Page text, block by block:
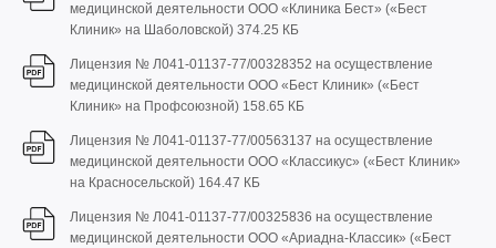
медицинской деятельности ООО «Клиника Бест» («Бест
Клиник» на Шаболовской) 374.25 КБ
Лицензия № Л041-01137-77/00328352 на осуществление
медицинской деятельности ООО «Бест Клиник» («Бест
Клиник» на Профсоюзной) 158.65 КБ
Лицензия № Л041-01137-77/00563137 на осуществление
медицинской деятельности ООО «Классикус» («Бест Клиник»
на Красносельской) 164.47 КБ
Лицензия № Л041-01137-77/00325836 на осуществление
медицинской деятельности ООО «Ариадна-Классик» («Бест